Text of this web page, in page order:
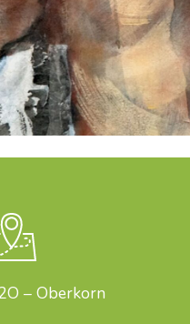
– Oberkorn